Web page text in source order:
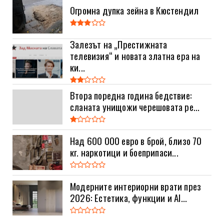
Огромна дупка зейна в Кюстендил
Залезът на „Престижната
телевизия“ и новата златна ера на
ки...
Втора поредна година бедствие:
сланата унищожи черешовата ре...
Над 600 000 евро в брой, близо 70
кг. наркотици и боеприпаси...
Модерните интериорни врати през
2026: Естетика, функции и AI...